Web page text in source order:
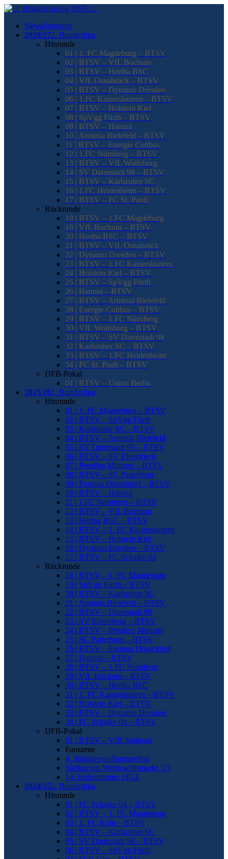
NewsStartseite
2026/272. Bundesliga
Hinrunde
01 | 1. FC Magdeburg – BTSV
02 | BTSV – VfL Bochum
03 | BTSV – Hertha BSC
04 | VfL Osnabrück – BTSV
05 | BTSV – Dynamo Dresden
06 | 1.FC Kaiserslautern – BTSV
07 | BTSV – Holstein Kiel
08 | SpVgg Fürth – BTSV
09 | BTSV – Hannoi
10 | Arminia Bielefeld – BTSV
11 | BTSV – Energie Cottbus
12 | 1.FC Nürnberg – BTSV
13 | BTSV – VfL Wolfsburg
14 | SV Darmstadt 98 – BTSV
15 | BTSV – Karlsruher SC
16 | 1.FC Heidenheim – BTSV
17 | BTSV – FC St. Pauli
Rückrunde
18 | BTSV – 1.FC Magdeburg
19 | VfL Bochum – BTSV
20 | Hertha BSC – BTSV
21 | BTSV – VfL Osnabrück
22 | Dynamo Dresden – BTSV
23 | BTSV – 1.FC Kaiserslautern
24 | Holstein Kiel – BTSV
25 | BTSV – SpVgg Fürth
26 | Hannoi – BTSV
27 | BTSV – Arminia Bielefeld
28 | Energie Cottbus – BTSV
29 | BTSV – 1.FC Nürnberg
30 | VfL Wolfsburg – BTSV
31 | BTSV – SV Darmstadt 98
32 | Karlsruher SC – BTSV
33 | BTSV – 1.FC Heidenheim
34 | FC St. Pauli – BTSV
DFB-Pokal
01 | BTSV – Union Berlin
2025/262. Bundesliga
Hinrunde
01 | 1. FC Magdeburg – BTSV
02 | BTSV – SpVgg Fürth
03 | Karlsruher SC – BTSV
04 | BTSV – Arminia Bielefeld
05 | SV Darmstadt 98 – BTSV
06 | BTSV – SV Elversberg
07 | Preußen Münster – BTSV
08 | BTSV – SC Paderborn
09 | Fortuna Düsseldorf – BTSV
10 | BTSV – Hannoi
11 | 1.FC Nürnberg – BTSV
12 | BTSV – VfL Bochum
13 | Hertha BSC – BTSV
14 | BTSV – 1. FC Kaiserslautern
15 | BTSV – Holstein Kiel
16 | Dynamo Dresden – BTSV
17 | BTSV – FC Schalke 04
Rückrunde
18 | BTSV – 1. FC Magdeburg
19 | SpVgg Fürth – BTSV
20 | BTSV – Karlsruher SC
21 | Arminia Bielefeld – BTSV
22 | BTSV – Darmstadt 98
23 | SV Elversberg – BTSV
24 | BTSV – Preußen Münster
25 | SC Paderborn – BTSV
26 | BTSV – Fortuna Düsseldorf
27 | Hannoi – BTSV
28 | BTSV – 1.FC Nürnberg
29 | VfL Bochum – BTSV
30 | BTSV – Hertha BSC
31 | 1. FC Kaiserslautern – BTSV
32 | Holstein Kiel – BTSV
33 | BTSV – Dynamo Dresden
34 | FC Schalke 04 – BTSV
DFB-Pokal
01 | BTSV – VfB Stuttgart
Fanszene
4. Südkurven-Sommerfest
Südkurven Weihnachtsmarkt ’25
14. Hallenturnier fdGZ
2024/252. Bundesliga
Hinrunde
01 | FC Schalke 04 – BTSV
02 | BTSV – 1. FC Magdeburg
03 | 1. FC Köln – BTSV
04 | BTSV – Karlsruher SC
05 | SV Darmstadt 98 – BTSV
06 | BTSV – SpVgg Fürth